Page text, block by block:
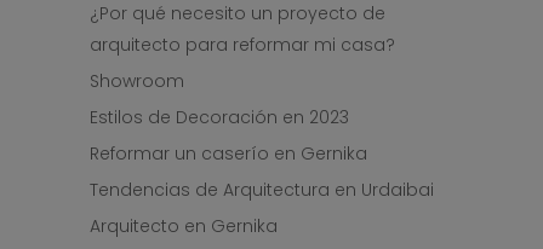
¿Por qué necesito un proyecto de
arquitecto para reformar mi casa?
Showroom
Estilos de Decoración en 2023
Reformar un caserío en Gernika
Tendencias de Arquitectura en Urdaibai
Arquitecto en Gernika